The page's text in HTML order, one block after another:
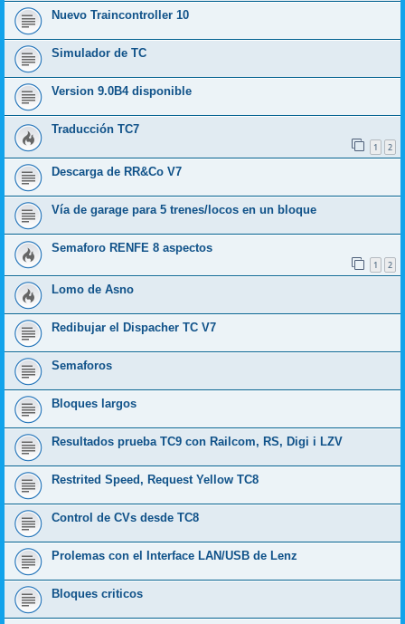
Nuevo Traincontroller 10
Simulador de TC
Version 9.0B4 disponible
Traducción TC7
1 2
Descarga de RR&Co V7
Vía de garage para 5 trenes/locos en un bloque
Semaforo RENFE 8 aspectos
1 2
Lomo de Asno
Redibujar el Dispacher TC V7
Semaforos
Bloques largos
Resultados prueba TC9 con Railcom, RS, Digi i LZV
Restrited Speed, Request Yellow TC8
Control de CVs desde TC8
Prolemas con el Interface LAN/USB de Lenz
Bloques criticos